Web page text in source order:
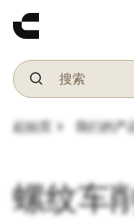
起始页 chevron_right 我们的产
螺纹车